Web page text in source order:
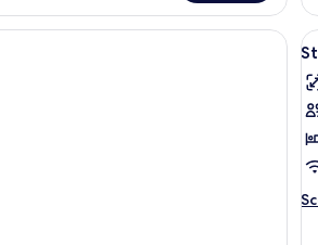
o
2
le